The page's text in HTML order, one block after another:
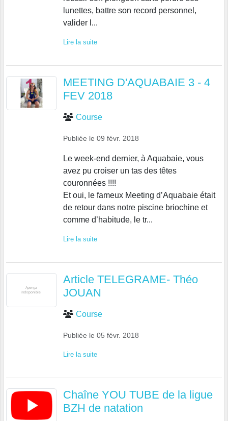
lunettes, battre son record personnel,
valider l...
Lire la suite
MEETING D'AQUABAIE 3 - 4
FEV 2018
Course
Publiée le 09 févr. 2018
Le week-end dernier, à Aquabaie, vous
avez pu croiser un tas des têtes
couronnées !!!!
Et oui, le fameux Meeting d’Aquabaie était
de retour dans notre piscine briochine et
comme d’habitude, le tr...
Lire la suite
Article TELEGRAME- Théo
JOUAN
Course
Publiée le 05 févr. 2018
Lire la suite
Chaîne YOU TUBE de la ligue
BZH de natation